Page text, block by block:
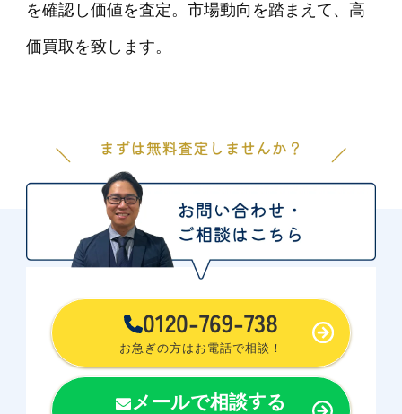
を確認し価値を査定。市場動向を踏まえて、高
価買取を致します。
0120-769-738
お急ぎの方はお電話で相談！
メールで相談する